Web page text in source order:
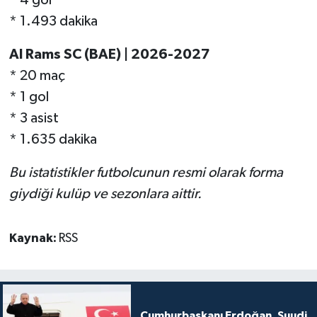
* 1.493 dakika
Al Rams SC (BAE) | 2026-2027
* 20 maç
* 1 gol
* 3 asist
* 1.635 dakika
Bu istatistikler futbolcunun resmi olarak forma
giydiği kulüp ve sezonlara aittir.
Kaynak: RSS